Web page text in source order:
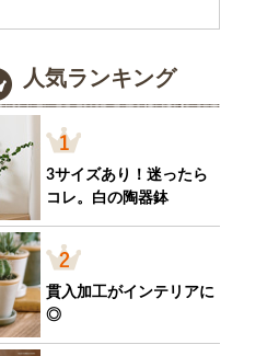
人気ランキング
3サイズあり！迷ったら
コレ。白の陶器鉢
貫入加工がインテリアに
◎